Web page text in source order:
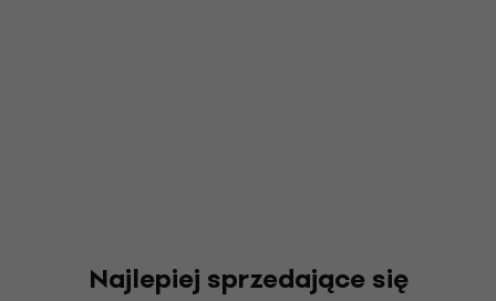
Najlepiej sprzedające się